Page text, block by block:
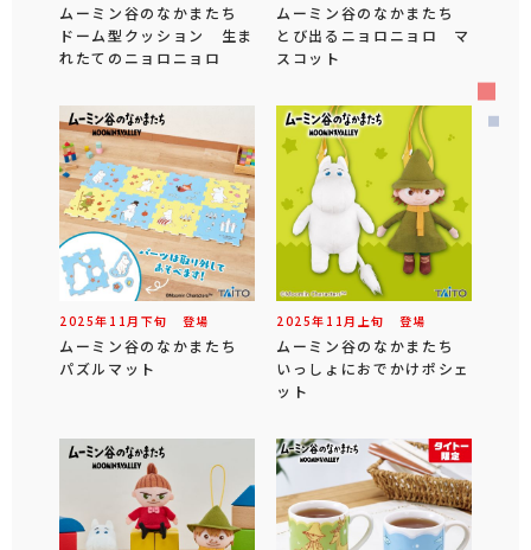
ムーミン谷のなかまたち
ドーム型クッション 生ま
れたてのニョロニョロ
ムーミン谷のなかまたち
とび出るニョロニョロ マ
スコット
2025年 11 月 下旬 登場
ムーミン谷のなかまたち
パズルマット
2025年 11 月 上旬 登場
ムーミン谷のなかまたち
いっしょにおでかけポシェ
ット